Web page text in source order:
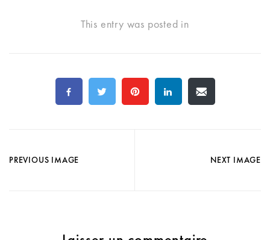
This entry was posted in
PREVIOUS IMAGE NEXT IMAGE